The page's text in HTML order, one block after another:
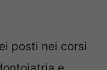
posti nei corsi